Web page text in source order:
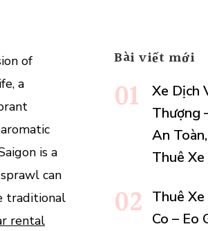
of
a
is a
can
traditional
rental
Bài viết mới
Xe Dịch
Thượng
An
Thuê
Thuê
Co – Eo